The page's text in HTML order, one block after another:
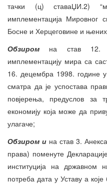
тачки (ц) ставаЏИ.2)
имплементација Мировног
Босне и Херцеговине и њених
Обзиром на став 12.
имплементацију мира са
16. децембра 1998. године у
сматра да је успостава
повјерења, предуслов за
економију која може да
улагаче;
Обзиром и на став 3.
права) поменуте
институција на
потреба дата у Уставу а